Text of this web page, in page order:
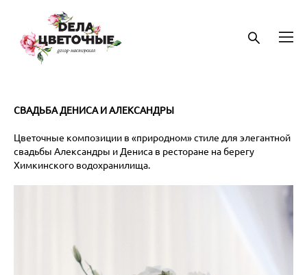
СВАДЬБА ДЕНИСА И АЛЕКСАНДРЫ
Цветочные композиции в «природном» стиле для элегантной
свадьбы Александры и Дениса в ресторане на берегу
Химкинского водохранилища.